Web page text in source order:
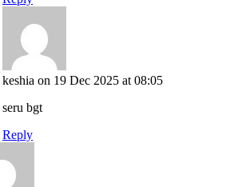
keshia on 19 Dec 2025 at 08:05
seru bgt
Reply